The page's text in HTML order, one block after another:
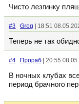
Чисто лезгинку
#3 Grog | 18:51
Теперь не так
#4 Прораб | 20:55
В ночных клубах
период брачного